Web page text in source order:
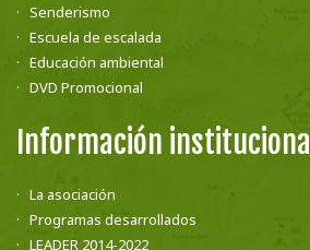
Senderismo
Escuela de escalada
Educación ambiental
DVD Promocional
Información institucional
La asociación
Programas desarrollados
LEADER 2014-2022